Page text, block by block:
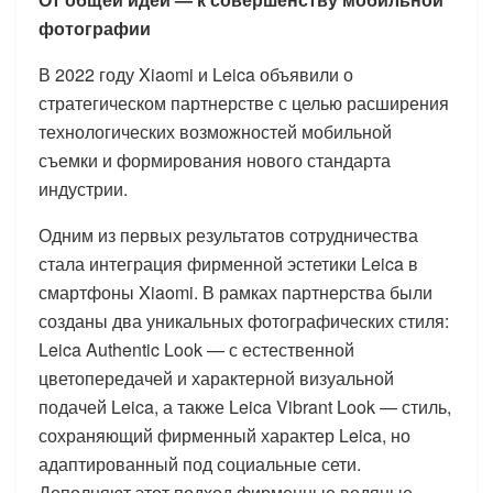
фотографии
В 2022 году Xiaomi и Leica объявили о
стратегическом партнерстве с целью расширения
технологических возможностей мобильной
съемки и формирования нового стандарта
индустрии.
Одним из первых результатов сотрудничества
стала интеграция фирменной эстетики Leica в
смартфоны Xiaomi. В рамках партнерства были
созданы два уникальных фотографических стиля:
Leica Authentic Look — с естественной
цветопередачей и характерной визуальной
подачей Leica, а также Leica Vibrant Look — стиль,
сохраняющий фирменный характер Leica, но
адаптированный под социальные сети.